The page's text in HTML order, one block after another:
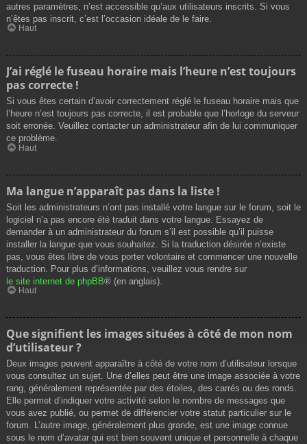
autres paramètres, n’est accessible qu’aux utilisateurs inscrits. Si vous
n’êtes pas inscrit, c’est l’occasion idéale de le faire.
Haut
J’ai réglé le fuseau horaire mais l’heure n’est toujours
pas correcte !
Si vous êtes certain d’avoir correctement réglé le fuseau horaire mais que
l’heure n’est toujours pas correcte, il est probable que l’horloge du serveur
soit erronée. Veuillez contacter un administrateur afin de lui communiquer
ce problème.
Haut
Ma langue n’apparaît pas dans la liste !
Soit les administrateurs n’ont pas installé votre langue sur le forum, soit le
logiciel n’a pas encore été traduit dans votre langue. Essayez de
demander à un administrateur du forum s’il est possible qu’il puisse
installer la langue que vous souhaitez. Si la traduction désirée n’existe
pas, vous êtes libre de vous porter volontaire et commencer une nouvelle
traduction. Pour plus d’informations, veuillez vous rendre sur
le site internet de phpBB® (en anglais).
Haut
Que signifient les images situées à côté de mon nom
d’utilisateur ?
Deux images peuvent apparaître à côté de votre nom d’utilisateur lorsque
vous consultez un sujet. Une d’elles peut être une image associée à votre
rang, généralement représentée par des étoiles, des carrés ou des ronds.
Elle permet d’indiquer votre activité selon le nombre de messages que
vous avez publié, ou permet de différencier votre statut particulier sur le
forum. L’autre image, généralement plus grande, est une image connue
sous le nom d’avatar qui est bien souvent unique et personnelle à chaque